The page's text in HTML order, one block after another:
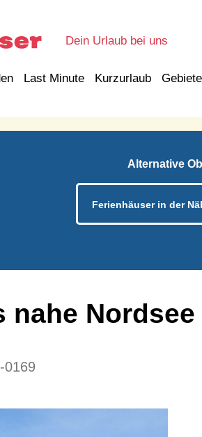
Dein Urlaub bei uns
Last Minute Kurzurlaub Gebiete
Alternative
Ferienhäuser in der
nahe
0169